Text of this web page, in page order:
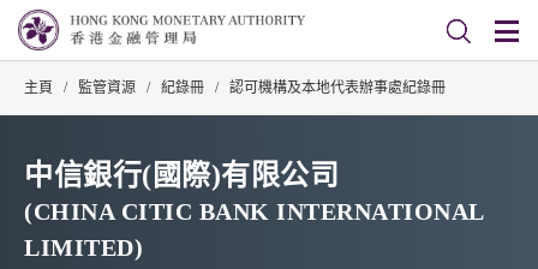
主頁 / 監管資源 / 紀錄冊 / 認可機構及本地代表辦事處紀錄冊
中信銀行(國際)有限公司
(CHINA CITIC BANK INTERNATIONAL
LIMITED)